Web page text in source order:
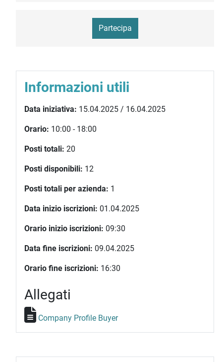
Partecipa
Informazioni utili
Data iniziativa: 15.04.2025 / 16.04.2025
Orario: 10:00 - 18:00
Posti totali: 20
Posti disponibili: 12
Posti totali per azienda: 1
Data inizio iscrizioni: 01.04.2025
Orario inizio iscrizioni: 09:30
Data fine iscrizioni: 09.04.2025
Orario fine iscrizioni: 16:30
Allegati
Company Profile Buyer